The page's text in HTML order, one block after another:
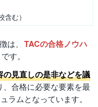
む）
は、 TACの合格ノウハ
です。
見直しの是非などを議
、合格に必要な要素を最
ラムとなっています。